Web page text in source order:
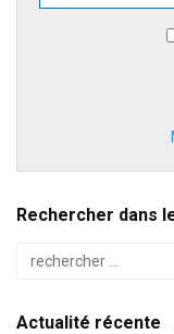
Rechercher dans
Actualité récente